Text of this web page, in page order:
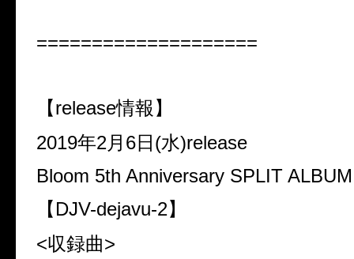
====================
【release情報】
2019年2月6日(水)release
Bloom 5th Anniversary SPLIT ALBUM
【DJV-dejavu-2】
<収録曲>